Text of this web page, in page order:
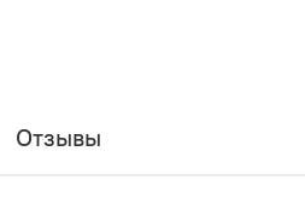
Отзывы